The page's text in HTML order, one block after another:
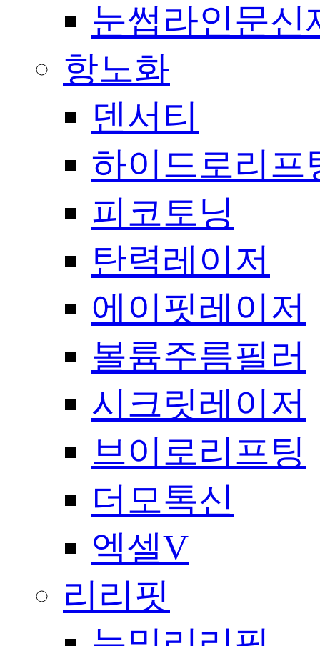
눈썹라인문신
항노화
덴서티
하이드로리프
피코토닝
탄력레이저
에이핏레이저
볼륨주름필러
시크릿레이저
브이로리프팅
더모톡신
엑셀V
리리핏